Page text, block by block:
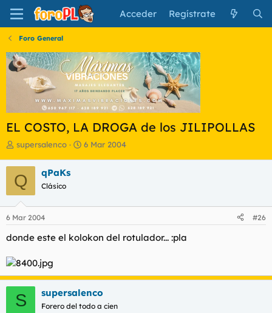
Acceder Regístrate
Foro General
EL COSTO, LA DROGA de los JILIPOLLAS
I
i
c
i
a
d
o
d
l
t
e
m
a
supersalenco
F
e
i
o
6 Mar 2004
Q qPaKs
Clásico
6 Mar 2004 #26
donde este el kolokon del rotulador... :pla
S supersalenco
Forero del todo a cien